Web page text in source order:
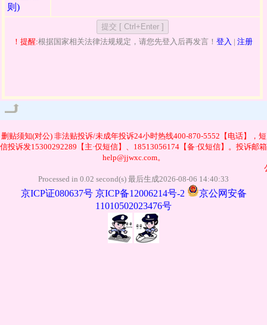
则)
！提醒:根据国家相关法律法规规定，请您先登入后再发言！ 登入 | 注册
删贴须知(对公)非法贴投诉/未成年投诉24小时热线400-870-5552【电话】，短
信投诉发15300292289【主·仅短信】、18513056174【备·仅短信】。投诉邮箱
help@jjwxc.com。
Processed in 0.02 second(s) 最后生成2026-08-06 14:40:33
京ICP证080637号 京ICP备12006214号-2
京公网安备
11010502023476号